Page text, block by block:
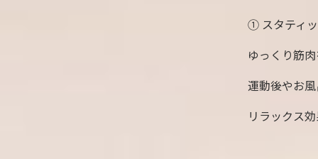
① スタティ
ゆっくり筋
運動後やお
リラックス